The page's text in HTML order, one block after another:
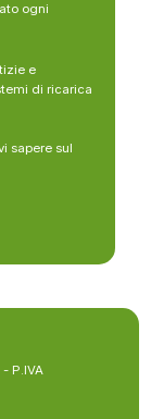
ogni
e
di ricarica
sapere sul
P.IVA